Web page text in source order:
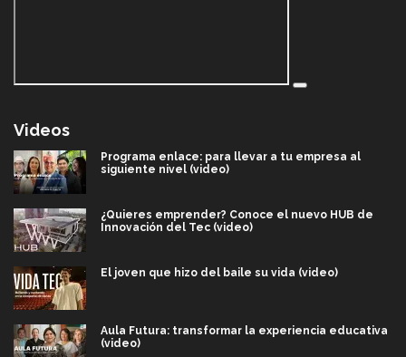
Videos
Programa enlace: para llevar a tu empresa al
siguiente nivel (video)
¿Quieres emprender? Conoce el nuevo HUB de
Innovación del Tec (video)
El joven que hizo del baile su vida (video)
Aula Futura: transformar la experiencia educativa
(video)